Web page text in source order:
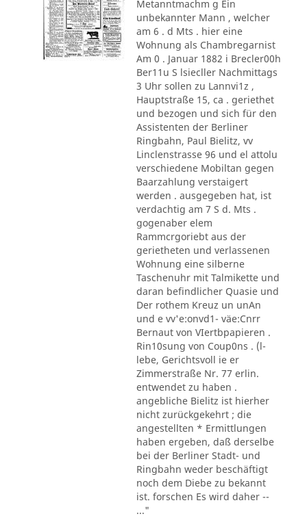
Metanntmachm g Ein
unbekannter Mann , welcher
am 6 . d Mts . hier eine
Wohnung als Chambregarnist
Am 0 . Januar 1882 i Brecler00h
Ber11u S lsiecller Nachmittags
3 Uhr sollen zu Lannvi1z ,
Hauptstraße 15, ca . geriethet
und bezogen und sich für den
Assistenten der Berliner
Ringbahn, Paul Bielitz, vv
Linclenstrasse 96 und el attolu
verschiedene Mobiltan gegen
Baarzahlung verstaigert
werden . ausgegeben hat, ist
verdachtig am 7 S d. Mts .
gogenaber elem
Rammcrgoriebt aus der
gerietheten und verlassenen
Wohnung eine silberne
Taschenuhr mit Talmikette und
daran befindlicher Quasie und
Der rothem Kreuz un unAn
und e vv'e:onvd1- väe:Cnrr
Bernaut von VIertbpapieren .
Rin10sung von Coup0ns . (l-
lebe, Gerichtsvoll ie er
Zimmerstraße Nr. 77 erlin.
entwendet zu haben .
angebliche Bielitz ist hierher
nicht zurückgekehrt ; die
angestellten * Ermittlungen
haben ergeben, daß derselbe
bei der Berliner Stadt- und
Ringbahn weder beschäftigt
noch dem Diebe zu bekannt
ist. forschen Es wird daher --
..."